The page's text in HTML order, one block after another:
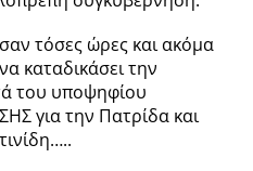
τόσες ώρες και ακόμα
καταδικάσει την
του υποψηφίου
για την Πατρίδα και